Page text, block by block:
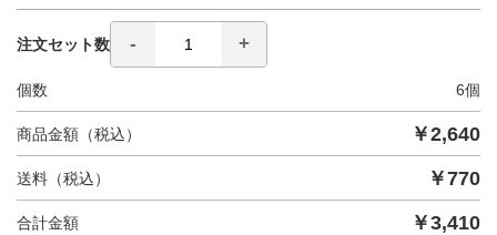
注文セット数
個数 6個
商品金額（税込） ￥2,640
送料（税込） ￥770
合計金額 ￥3,410